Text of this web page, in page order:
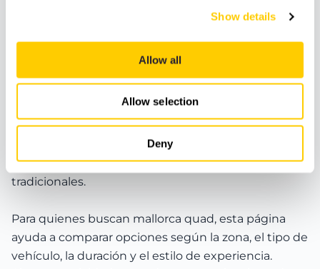
Show details
Allow all
Allow selection
Deny
Buggy Mallorca y actividades sobre ruedas
activa durante sus vacaciones en la isla. Esta
subcategoría reúne actividades sobre ruedas
pensadas para viajeros que buscan rutas guiadas,
paisajes, conducción y una forma diferente de
descubrir Mallorca fuera de los planes más
tradicionales.
Para quienes buscan mallorca quad, esta página
ayuda a comparar opciones según la zona, el tipo de
vehículo, la duración y el estilo de experiencia.